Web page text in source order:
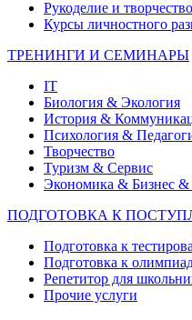
Рукоделие и творчество
Курсы личностного
ТРЕНИНГИ И СЕМИНАРЫ
IT
Биология & Экология
История &
Психология &
Творчество
Туризм & Сервис
Экономика & Бизнес
ПОДГОТОВКА К
Подготовка к
Подготовка к
Репетитор для
Прочие услуги